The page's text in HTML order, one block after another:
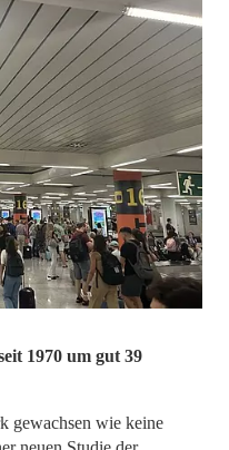
1970 um gut 39
gewachsen wie keine